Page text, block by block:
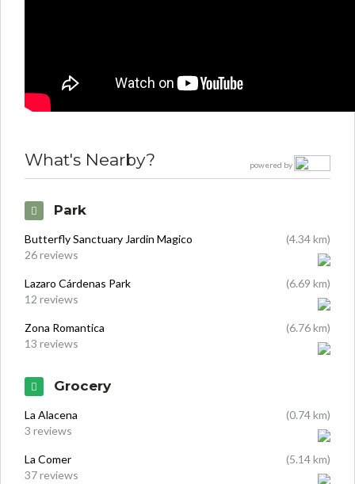
powered by
What's Nearby?
Park
Butterfly Sanctuary Jardin Magico
(4.34 km)
26 reviews
Lazaro Cárdenas Park
(6.69 km)
12 reviews
Zona Romantica
(6.76 km)
13 reviews
Grocery
La Alacena
(0.74 km)
3 reviews
La Comer
(5.14 km)
37 reviews